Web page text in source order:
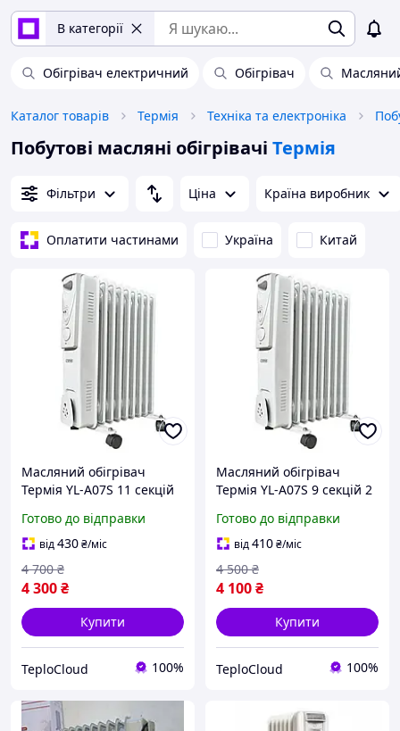
В категорії
Обігрівач електричний Обігрівач
Каталог товарів Термія Техніка та електроніка
Побутові масляні обігрівачі Термія
Фільтри Ціна Країна виробник
Оплатити частинами Україна Китай
Масляний обігрівач
Термія YL-A07S 11 секцій
термостатом з захистом
від перекидання
підлоговий на колесах
Готово до відправки
від430₴/міс
4 300₴
4 700 ₴
Купити
TeploCloud 100%
Масляний обігрівач
Термія YL-A07S 9 секцій 2
термостатом з захистом
від перекидання
підлоговий на колесах
Готово до відправки
від410₴/міс
4 100₴
4 500 ₴
Купити
TeploCloud 100%